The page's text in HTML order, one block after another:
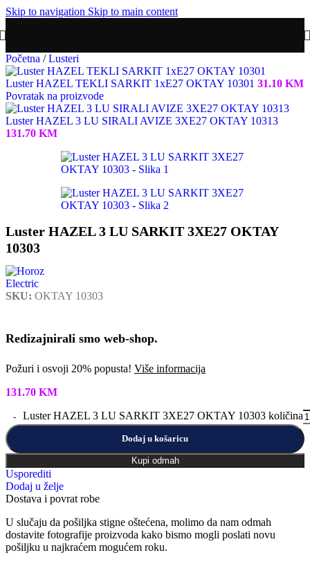
Skip to navigation Skip to main content
Početna / Lusteri
Luster HAZEL TEKLI SARKIT 1xE27 OKTAY 10301 31.10 KM
Povratak na proizvode
Luster HAZEL 3 LU SIRALI AVIZE 3XE27 OKTAY 10313
131.70 KM
Luster HAZEL 3 LU SARKIT 3XE27 OKTAY
10303
SKU: OKTAY 10303
Redizajnirali smo web-shop.
Požuri i osvoji 20% popusta! Više informacija
131.70 KM
Luster HAZEL 3 LU SARKIT 3XE27 OKTAY 10303 količina
Dodaj u košaricu
Kupi odmah
Usporediti
Dodaj u želje
Dostava i povrat robe
U slučaju da pošiljka stigne oštećena, molimo da nam odmah
dostavite fotografije proizvoda kako bismo mogli poslati novu
pošiljku u najkraćem mogućem roku.